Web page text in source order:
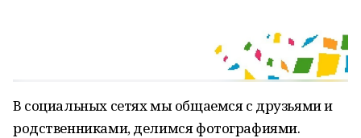
В социальных сетях мы общаемся с друзьями и
родственниками, делимся фотографиями.